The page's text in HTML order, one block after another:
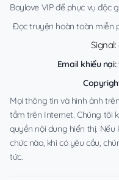
Boylove VIP để phục vụ độc
Đọc truyện hoàn toàn miễn
Email khiếu nại:
Mọi thông tin và hình ảnh
tầm trên Internet. Chúng tôi
quyền nội dung hiển thị.
chức nào, khi có yêu cầu,
tức.